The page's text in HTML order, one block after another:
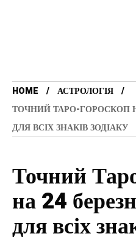
HOME
АСТРОЛОГІЯ
ТОЧНИЙ ТАРО-ГОРОСКОП
ДЛЯ ВСІХ ЗНАКІВ ЗОДІАКУ
Точний
на 24
для всіх